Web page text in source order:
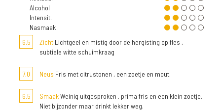
Alcohol
Intensit.
Nasmaak
6,5
Zicht Lichtgeel en mistig door de hergisting op fles ,
subtiele witte schuimkraag
7,0 Neus Fris met citrustonen , een zoetje en mout.
6,5 SmaakWeinig uitgesproken , prima fris en een klein zoetje.
Niet bijzonder maar drinkt lekker weg.